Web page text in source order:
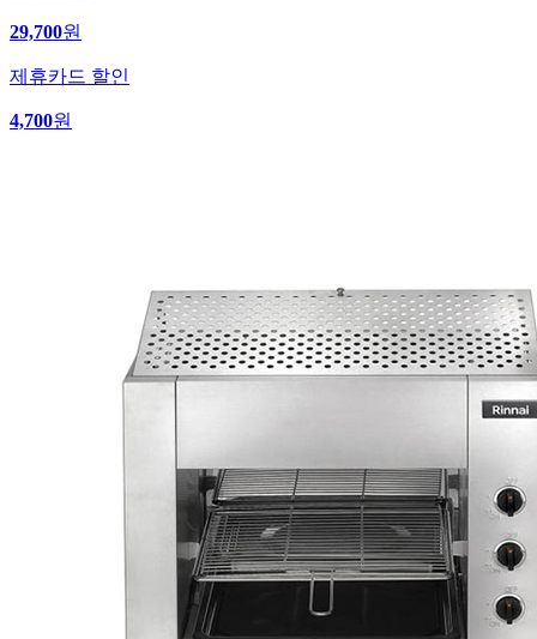
29,700원
제휴카드 할인
4,700원